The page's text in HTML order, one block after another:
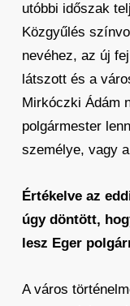
utóbbi időszak
Közgyűlés
nevéhez, az új
látszott és a
Mirkóczki Ádám
polgármester
személye, vagy
Értékelve az
úgy döntött,
lesz Eger
A város